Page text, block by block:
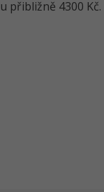
přibližně 4300 Kč.